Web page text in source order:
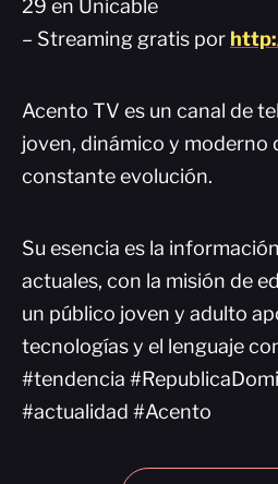
29 en Unicable
– Streaming gratis por
Acento TV es un canal de
joven, dinámico y moderno
constante evolución.
Su esencia es la
actuales, con la misión de
un público joven y adulto
tecnologías y el lenguaje
#tendencia
#actualidad #Acento